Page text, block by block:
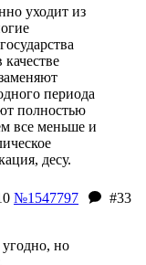
уходит из
периода
полностью
все меньше и
десу.
№1547797
#33
но